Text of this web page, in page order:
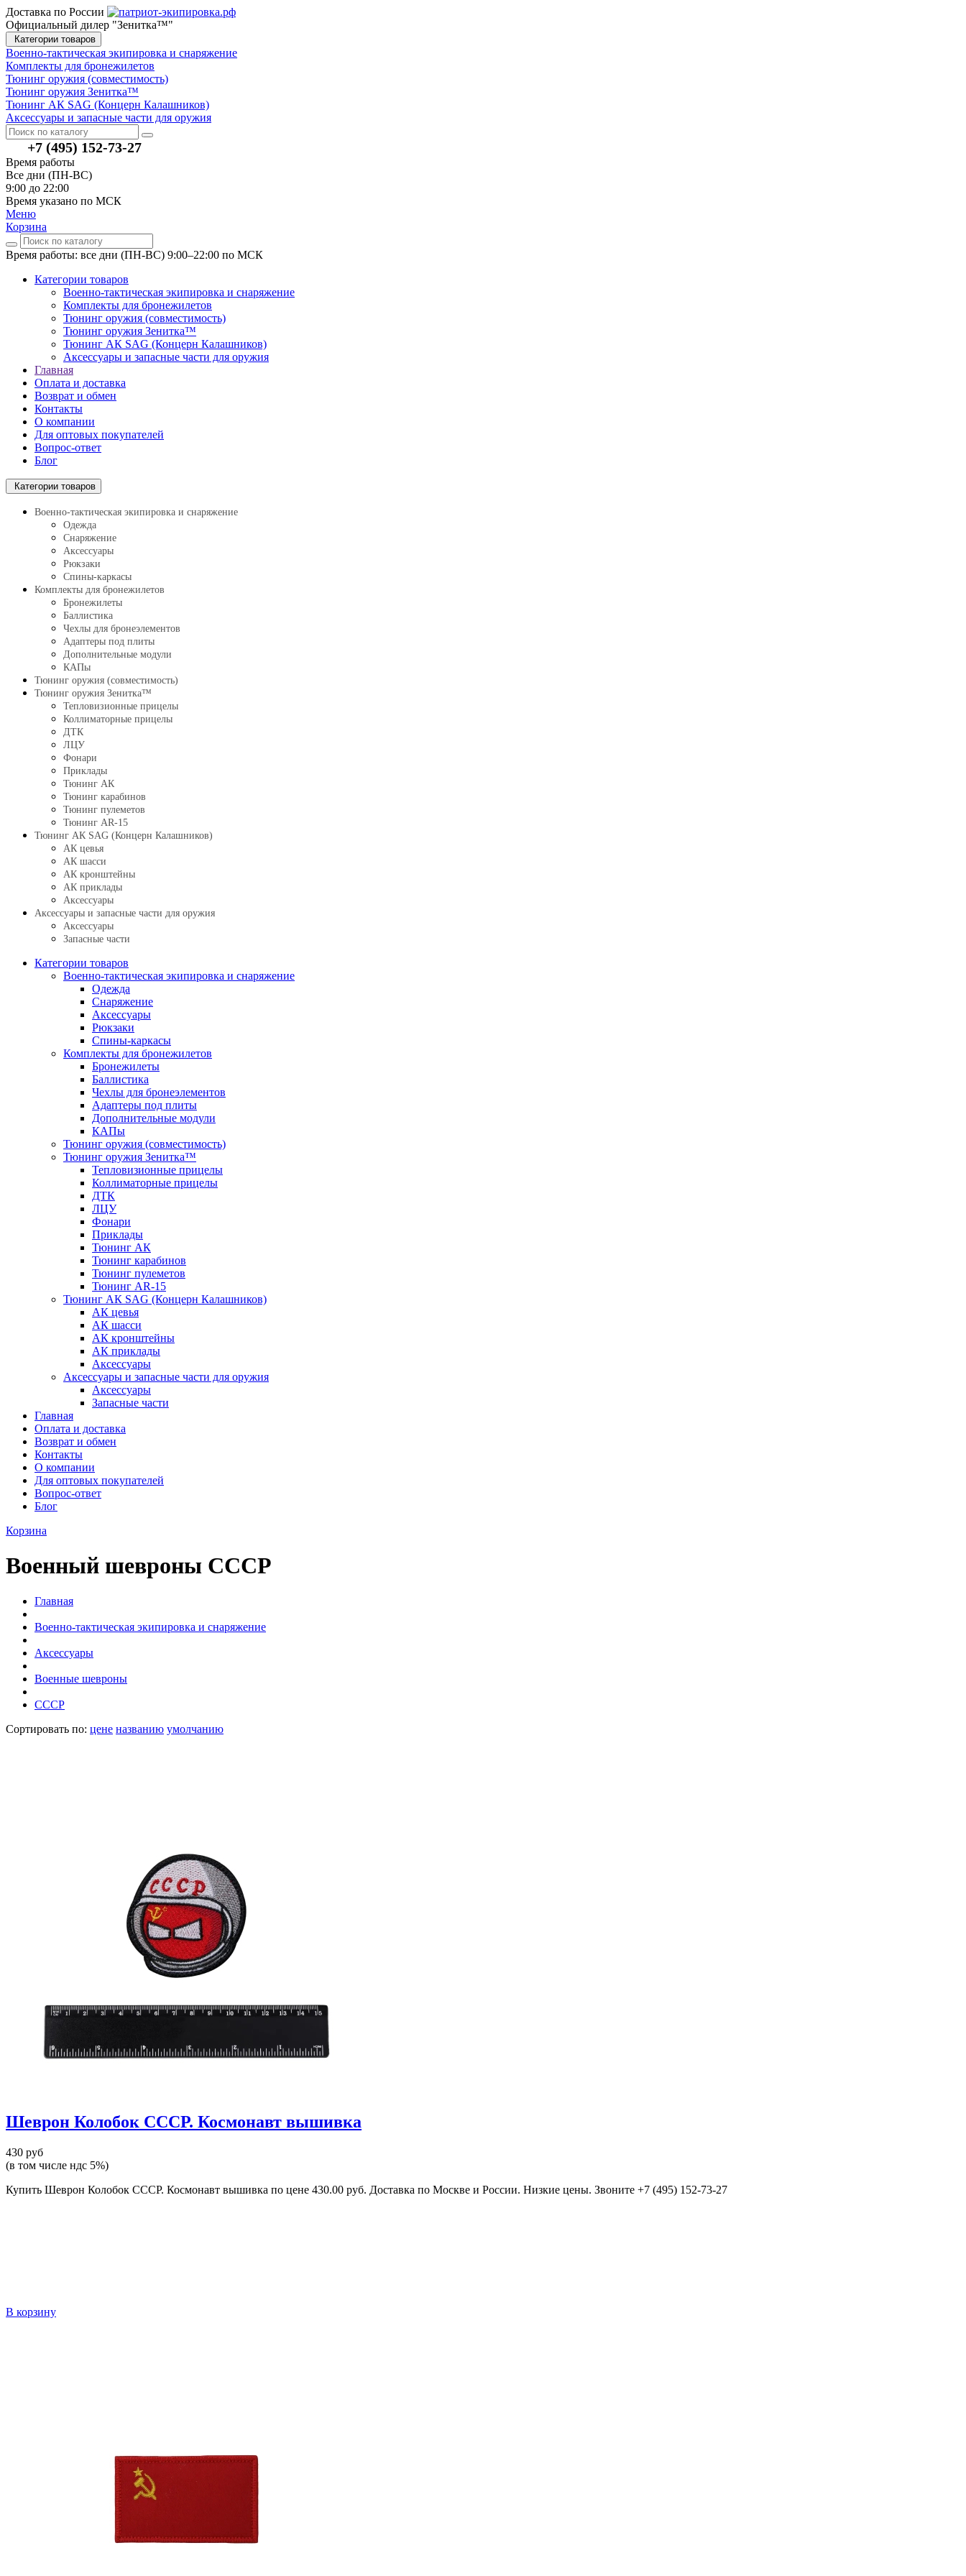
Доставка по России
Официальный дилер "Зенитка™"
Категории товаров
Военно-тактическая экипировка и снаряжение
Комплекты для бронежилетов
Тюнинг оружия (совместимость)
Тюнинг оружия Зенитка™
Тюнинг АК SAG (Концерн Калашников)
Аксессуары и запасные части для оружия
+7 (495) 152-73-27
Время работы
Все дни (ПН-ВС)
9:00 до 22:00
Время указано по МСК
Меню
Корзина
Время работы: все дни (ПН-ВС) 9:00–22:00 по МСК
Категории товаров
Военно-тактическая экипировка и снаряжение
Комплекты для бронежилетов
Тюнинг оружия (совместимость)
Тюнинг оружия Зенитка™
Тюнинг АК SAG (Концерн Калашников)
Аксессуары и запасные части для оружия
Главная
Оплата и доставка
Возврат и обмен
Контакты
О компании
Для оптовых покупателей
Вопрос-ответ
Блог
Категории товаров
Военно-тактическая экипировка и снаряжение
Одежда
Снаряжение
Аксессуары
Рюкзаки
Спины-каркасы
Комплекты для бронежилетов
Бронежилеты
Баллистика
Чехлы для бронеэлементов
Адаптеры под плиты
Дополнительные модули
КАПы
Тюнинг оружия (совместимость)
Тюнинг оружия Зенитка™
Тепловизионные прицелы
Коллиматорные прицелы
ДТК
ЛЦУ
Фонари
Приклады
Тюнинг АК
Тюнинг карабинов
Тюнинг пулеметов
Тюнинг AR-15
Тюнинг АК SAG (Концерн Калашников)
АК цевья
АК шасси
АК кронштейны
АК приклады
Аксессуары
Аксессуары и запасные части для оружия
Аксессуары
Запасные части
Категории товаров
Военно-тактическая экипировка и снаряжение
Одежда
Снаряжение
Аксессуары
Рюкзаки
Спины-каркасы
Комплекты для бронежилетов
Бронежилеты
Баллистика
Чехлы для бронеэлементов
Адаптеры под плиты
Дополнительные модули
КАПы
Тюнинг оружия (совместимость)
Тюнинг оружия Зенитка™
Тепловизионные прицелы
Коллиматорные прицелы
ДТК
ЛЦУ
Фонари
Приклады
Тюнинг АК
Тюнинг карабинов
Тюнинг пулеметов
Тюнинг AR-15
Тюнинг АК SAG (Концерн Калашников)
АК цевья
АК шасси
АК кронштейны
АК приклады
Аксессуары
Аксессуары и запасные части для оружия
Аксессуары
Запасные части
Главная
Оплата и доставка
Возврат и обмен
Контакты
О компании
Для оптовых покупателей
Вопрос-ответ
Блог
Корзина
Военный шевроны СССР
Главная
Военно-тактическая экипировка и снаряжение
Аксессуары
Военные шевроны
СССР
Сортировать по: цене названию умолчанию
Шеврон Колобок СССР. Космонавт вышивка
430 руб
(в том числе ндс 5%)
Купить Шеврон Колобок СССР. Космонавт вышивка по цене 430.00 руб. Доставка по Москве и России. Низкие цены. Звоните +7 (495) 152-73-27
В корзину